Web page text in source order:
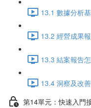
13.1 數據分析
13.2 經營成果
13.3 結案報告
13.4 洞察及改
第14單元：快速入門